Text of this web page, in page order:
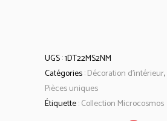
UGS :1DT22MS2NM
Catégories :Décoration d'intérieur,
Pièces uniques
Étiquette :Collection Microcosmos